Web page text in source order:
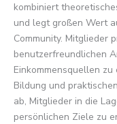
kombiniert
und legt großen Wert
Community. Mitglieder
benutzerfreundlichen
Einkommensquellen
Bildung und
ab, Mitglieder in die
persönlichen Ziele zu